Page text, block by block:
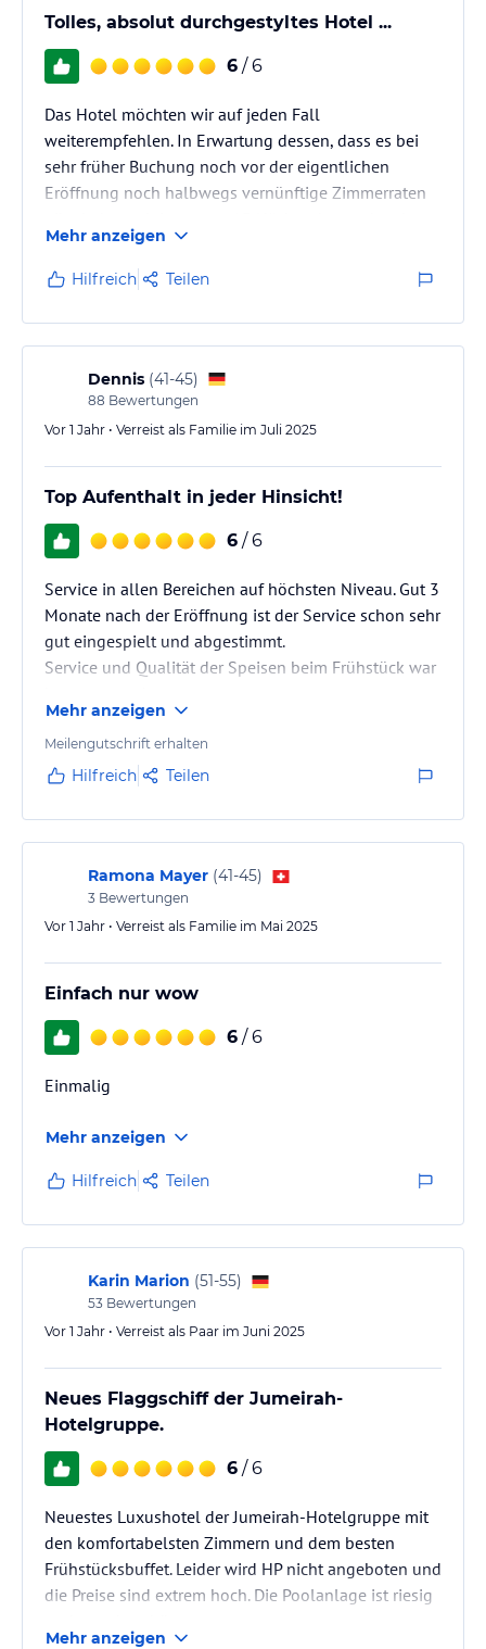
Tolles, absolut durchgestyltes Hotel ...
6 / 6
Das Hotel möchten wir auf jeden Fall
weiterempfehlen. In Erwartung dessen, dass es bei
sehr früher Buchung noch vor der eigentlichen
Eröffnung noch halbwegs vernünftige Zimmerraten
Im Nachhinein hat sich dies als richtig herausgestellt
… Da wir bereits Monate vor der Eröffnung den
What’s App Kontakt hatten, waren wir jederzeit im
Bilde, wann es mit den Buchungen los gehen kann.
😉
Und ja natürlich gibt es auch bei der neuen „Perle“
Dubais das Eine oder andere, was…
Mehr anzeigen
Hilfreich Teilen
Dennis (41-45)
88 Bewertungen
Vor 1 Jahr • Verreist als Familie im Juli 2025
Top Aufenthalt in jeder Hinsicht!
6 / 6
Service in allen Bereichen auf höchsten Niveau. Gut 3
Monate nach der Eröffnung ist der Service schon sehr
gut eingespielt und abgestimmt.
Service und Qualität der Speisen beim Frühstück war
Poolbereiche sind wirklich sehr schön gestaltet und
insgesamt wunderschön.
E-Butler Service schnell und effizient.
übertroffen.
Wir kommen mit Sicherheit wieder!
Danke
Mehr anzeigen
Meilengutschrift erhalten
Hilfreich Teilen
Ramona Mayer (41-45)
3 Bewertungen
Vor 1 Jahr • Verreist als Familie im Mai 2025
Einfach nur wow
6 / 6
Einmalig
Mehr anzeigen
Hilfreich Teilen
Karin Marion (51-55)
53 Bewertungen
Vor 1 Jahr • Verreist als Paar im Juni 2025
Neues Flaggschiff der Jumeirah-
Hotelgruppe.
6 / 6
Neuestes Luxushotel der Jumeirah-Hotelgruppe mit
den komfortabelsten Zimmern und dem besten
Frühstücksbuffet. Leider wird HP nicht angeboten und
die Preise sind extrem hoch. Die Poolanlage ist riesig
Mehr anzeigen